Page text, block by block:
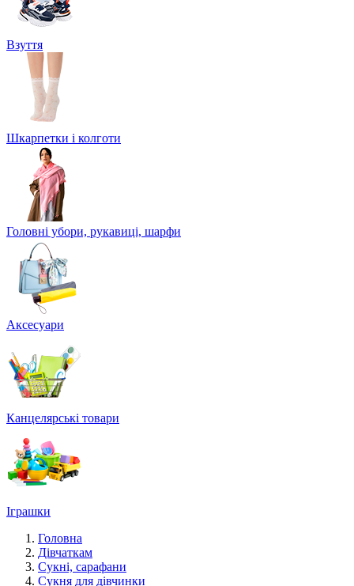
Взуття
Шкарпетки і колготи
Головні убори, рукавиці, шарфи
Аксесуари
Канцелярські товари
Іграшки
Головна
Дівчаткам
Сукні, сарафани
Сукня для дівчинки